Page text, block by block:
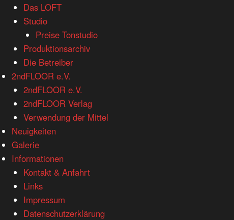
Das LOFT
Studio
Preise Tonstudio
Produktionsarchiv
Die Betreiber
2ndFLOOR e.V.
2ndFLOOR e.V.
2ndFLOOR Verlag
Verwendung der Mittel
Neuigkeiten
Galerie
Informationen
Kontakt & Anfahrt
Links
Impressum
Datenschutzerklärung